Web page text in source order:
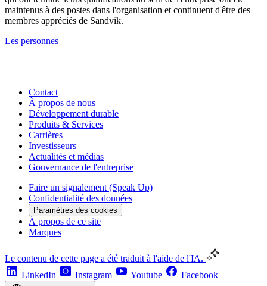
maintenus à des postes dans l'organisation et continuent d'être des
membres appréciés de Sandvik.
Les personnes
Contact
À propos de nous
Développement durable
Produits & Services
Carrières
Investisseurs
Actualités et médias
Gouvernance de l'entreprise
Faire un signalement (Speak Up)
Confidentialité des données
Paramètres des cookies
À propos de ce site
Marques
Le contenu de cette page a été traduit à l'aide de l'IA.
LinkedIn
Instagram Youtube Facebook